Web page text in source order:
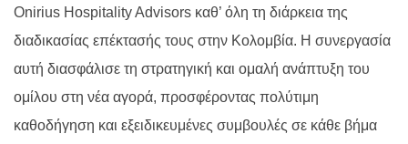
Onirius Hospitality Advisors καθ’ όλη τη διάρκεια της
διαδικασίας επέκτασής τους στην Κολομβία. Η συνεργασία
αυτή διασφάλισε τη στρατηγική και ομαλή ανάπτυξη του
ομίλου στη νέα αγορά, προσφέροντας πολύτιμη
καθοδήγηση και εξειδικευμένες συμβουλές σε κάθε βήμα